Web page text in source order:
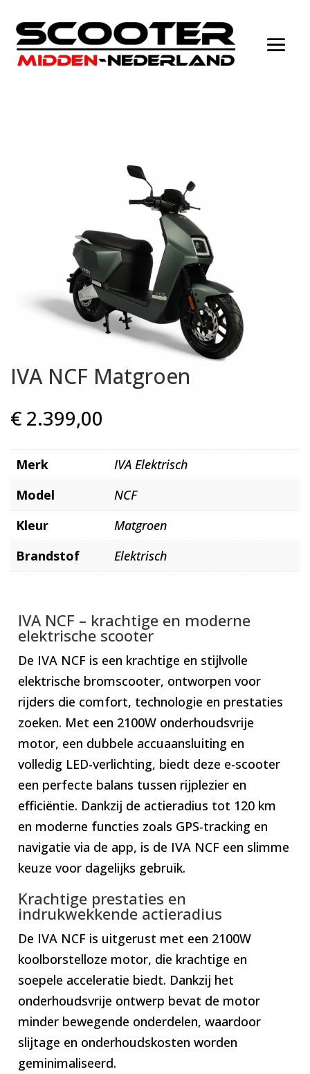
IVA NCF Matgroen
€ 2.399,00
Merk
IVA Elektrisch
Model
NCF
Kleur
Matgroen
Brandstof
Elektrisch
IVA NCF – krachtige en moderne
elektrische scooter
De IVA NCF is een krachtige en stijlvolle
elektrische bromscooter, ontworpen voor
rijders die comfort, technologie en prestaties
zoeken. Met een 2100W onderhoudsvrije
motor, een dubbele accuaansluiting en
volledig LED-verlichting, biedt deze e-scooter
een perfecte balans tussen rijplezier en
efficiëntie. Dankzij de actieradius tot 120 km
en moderne functies zoals GPS-tracking en
navigatie via de app, is de IVA NCF een slimme
keuze voor dagelijks gebruik.
Krachtige prestaties en
indrukwekkende actieradius
De IVA NCF is uitgerust met een 2100W
koolborstelloze motor, die krachtige en
soepele acceleratie biedt. Dankzij het
onderhoudsvrije ontwerp bevat de motor
minder bewegende onderdelen, waardoor
slijtage en onderhoudskosten worden
geminimaliseerd.